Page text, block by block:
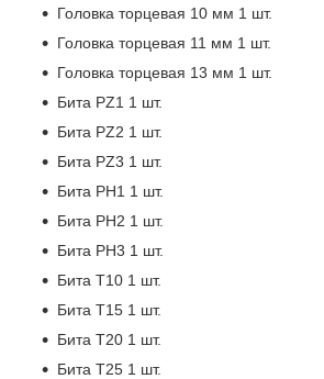
Головка торцевая 10 мм 1 шт.
Головка торцевая 11 мм 1 шт.
Головка торцевая 13 мм 1 шт.
Бита PZ1 1 шт.
Бита PZ2 1 шт.
Бита PZ3 1 шт.
Бита PH1 1 шт.
Бита PH2 1 шт.
Бита PH3 1 шт.
Бита T10 1 шт.
Бита T15 1 шт.
Бита T20 1 шт.
Бита T25 1 шт.